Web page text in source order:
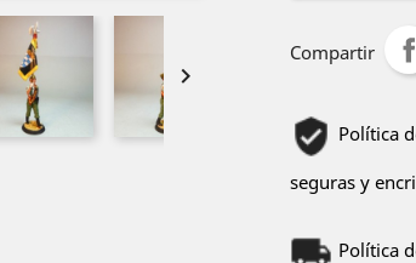

Compartir
Política
seguras y
Política